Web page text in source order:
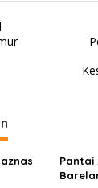
Pantai